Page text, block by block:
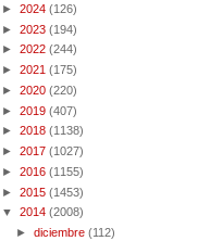
► 2024 (126)
► 2023 (194)
► 2022 (244)
► 2021 (175)
► 2020 (220)
► 2019 (407)
► 2018 (1138)
► 2017 (1027)
► 2016 (1155)
► 2015 (1453)
▼ 2014 (2008)
►diciembre (112)